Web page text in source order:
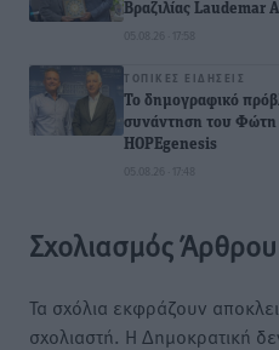
Βραζιλίας Laudemar
05.08.26 · 17:58
ΤΟΠΙΚΈΣ ΕΙΔΉΣΕΙΣ
To δημογραφικό
συνάντηση του Φώτη
HOPEgenesis
05.08.26 · 17:48
Σχολιασμός Άρθρου
Τα σχόλια εκφράζουν
σχολιαστή. Η Δημοκρατική